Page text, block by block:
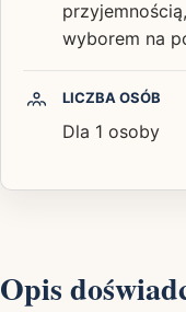
wyborem na
LICZBA OSÓB
Dla 1 osoby
Opis